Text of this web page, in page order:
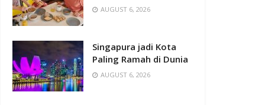
AUGUST 6, 2026
Singapura jadi Kota
Paling Ramah di Dunia
AUGUST 6, 2026